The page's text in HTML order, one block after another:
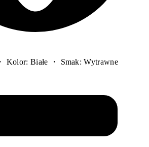
Kolor: Białe ・ Smak: Wytrawne